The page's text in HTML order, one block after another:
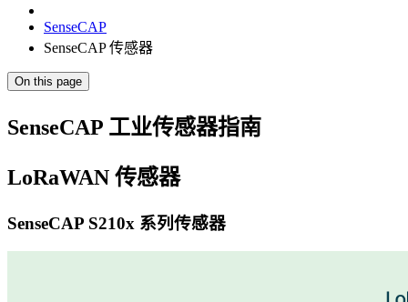
SenseCAP
SenseCAP 传感器
On this page
SenseCAP 工业传感器指南
LoRaWAN 传感器
SenseCAP S210x 系列传感器